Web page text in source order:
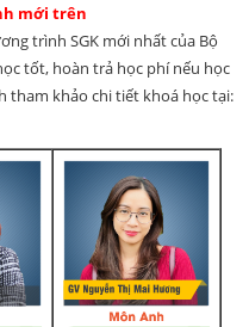
mới trên
trình SGK mới nhất của Bộ
tốt, hoàn trả học phí nếu học
tham khảo chi tiết khoá học tại: